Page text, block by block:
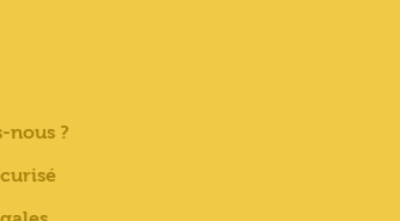
nous ?